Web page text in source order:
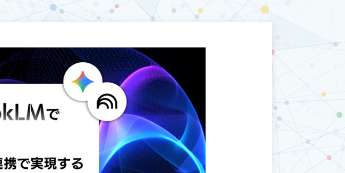
Google Workspace導入支援 MY START
ユーザー向けトレーニング Y's UP Skill